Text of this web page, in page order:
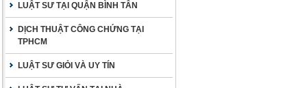
LUẬT SƯ TẠI QUẬN BÌNH TÂN
DỊCH THUẬT CÔNG CHỨNG TẠI
TPHCM
LUẬT SƯ GIỎI VÀ UY TÍN